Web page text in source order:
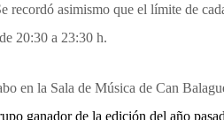
recordó asimismo que el límite de
20:30 a 23:30 h.
en la Sala de Música de Can
ganador de la edición del año